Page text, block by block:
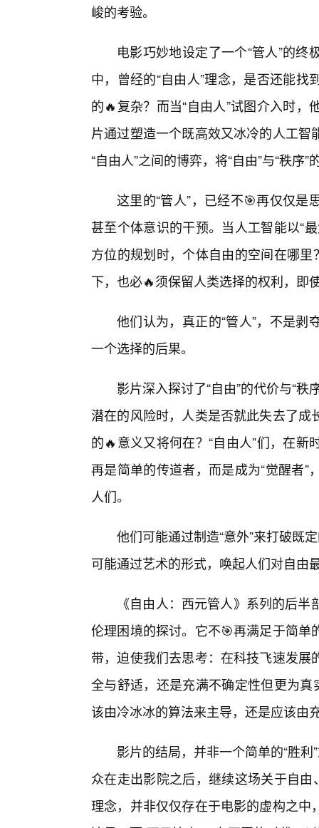
峻的考验。
电影巧妙地设定了一个“管人”的
中，曾经的“自由人”理念，是否还能
的🔥复杂？而当“自由人”试图介入时
片通过塑造一个既高效又冰冷的人工
“自由人”之间的博弈，将“自由”与“秩序
这里的“管人”，已经不🎯再仅仅
甚至个体意识的干预。当人工智能以“
方位的规划时，个体自由的空间在哪
下，也必🔥须保留人类选择的权利，即
他们认为，真正的“管人”，不是
一个选择的后果。
影片深入探讨了“自由”的代价与“
潜在的风险时，人类是否就此失去了
的🔥意义又将何在？“自由人”们，在
再是简单的传道者，而是成为“觉醒者
人们。
他们可能通过制造“意外”来打破既
可能通过艺术的形式，唤起人们对自由
《自由人：西元管人》系列的后
伦理困境的探讨。它不🎯再满足于简
带，迫使我们去思考：在科技飞速发
全与舒适，还是充满不确定性但更为
该由冷冰冰的算法来主导，还是应该由
影片的结局，并非一个简单的“胜
众在走出影院之后，继续这场关于自
理念，并非仅仅存在于电影的虚构之